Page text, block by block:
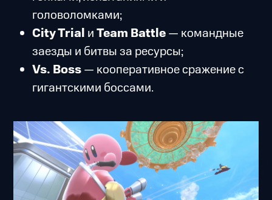
головоломками;
City Trial иTeam Battle— командные
заезды и битвы за ресурсы;
Vs. Boss— кооперативное сражение с
гигантскими боссами.